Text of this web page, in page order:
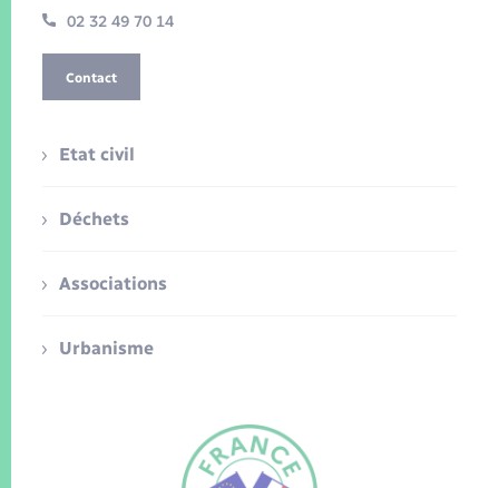
02 32 49 70 14
Contact
Etat civil
Déchets
Associations
Urbanisme